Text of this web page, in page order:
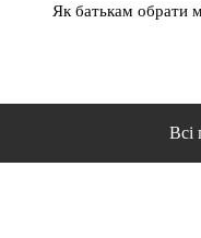
Як батькам обрати
Всі